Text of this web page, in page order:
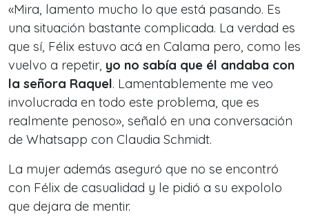
«Mira, lamento mucho lo que está pasando. Es
una situación bastante complicada. La verdad es
que sí, Félix estuvo acá en Calama pero, como les
vuelvo a repetir, yo no sabía que él andaba con
la señora Raquel. Lamentablemente me veo
involucrada en todo este problema, que es
realmente penoso», señaló en una conversación
de Whatsapp con Claudia Schmidt.
La mujer además aseguró que no se encontró
con Félix de casualidad y le pidió a su expololo
que dejara de mentir.